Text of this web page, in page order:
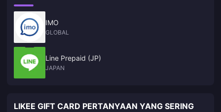
IMO
GLOBAL
Line Prepaid (JP)
JAPAN
LIKEE GIFT CARD PERTANYAAN YANG SERING